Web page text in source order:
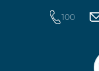
100